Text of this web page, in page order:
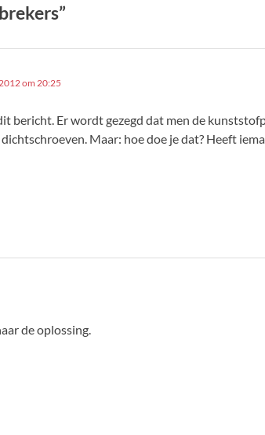
om 20:25
bericht. Er wordt gezegd dat men de
Maar: hoe doe je dat? Heeft
de oplossing.